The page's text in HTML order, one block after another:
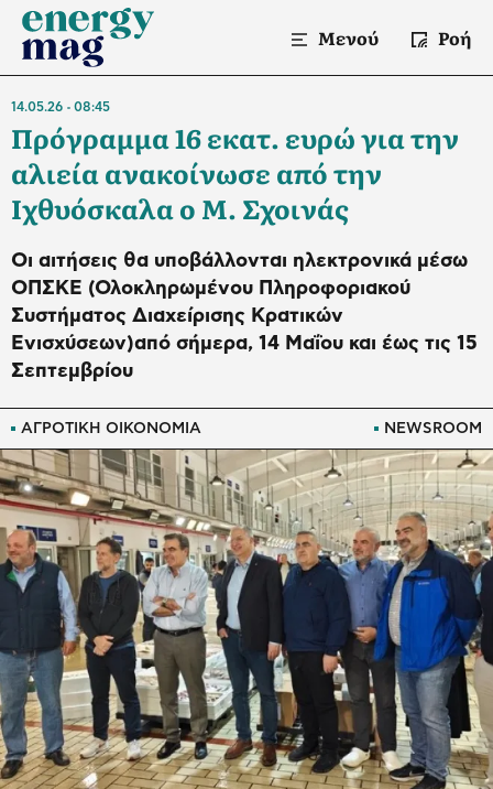
Μενού Ροή
ΑΓΡΟΤΙΚΗ ΟΙΚΟΝΟΜΙΑ NEWSROOM
14.05.26 08:45
Πρόγραμμα 16 εκατ. ευρώ για την
αλιεία ανακοίνωσε από την
Ιχθυόσκαλα ο Μ. Σχοινάς
Οι αιτήσεις θα υποβάλλονται ηλεκτρονικά μέσω
ΟΠΣΚΕ (Ολοκληρωμένου Πληροφοριακού
Συστήματος Διαχείρισης Κρατικών
Ενισχύσεων)από σήμερα, 14 Μαΐου και έως τις 15
Σεπτεμβρίου